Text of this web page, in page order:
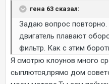
гена 63 сказал:
Задаю вопрос
двигатель плавают
фильтр. Как с этим
Я смотрю клоунов много
сыплются,прямо дом